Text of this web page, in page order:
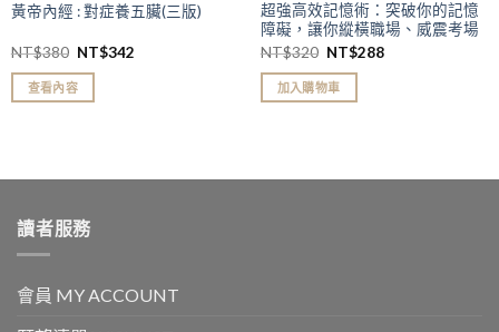
黃帝內經 : 對症養五臟(三版)
NT$380 NT$342
查看內容
超強高效記憶術：突破你的記憶
障礙，讓你縱橫職場、威震考場
的菁英訓練法
NT$320 NT$288
加入購物車
讀者服務
會員 MY ACCOUNT